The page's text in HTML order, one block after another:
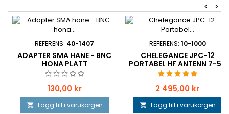
>
<
REFERENS: 40-1407
ADAPTER SMA HANE - BNC
HONA PLATT
Pris
130,00 kr
 Lägg till i varukorgen
REFERENS: 10-1000
CHELEGANCE JPC-12
PORTABEL HF ANTENN 7-52
MHZ
Pris
2 495,00 kr
 Lägg till i varukorgen